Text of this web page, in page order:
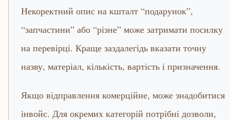
Некоректний опис на кшталт “подарунок”,
“запчастини” або “різне” може затримати посилку
на перевірці. Краще заздалегідь вказати точну
назву, матеріал, кількість, вартість і призначення.
Якщо відправлення комерційне, може знадобитися
інвойс. Для окремих категорій потрібні дозволи,